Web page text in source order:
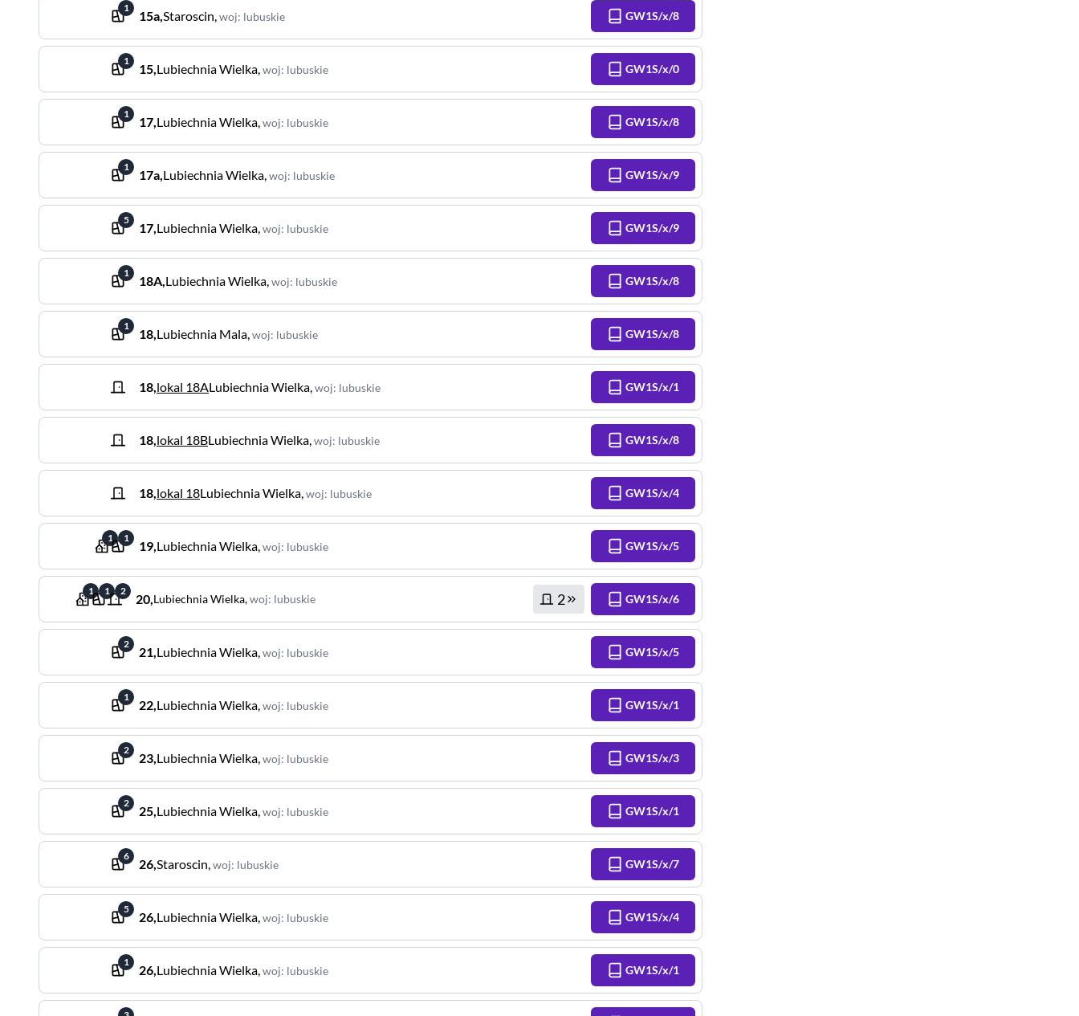
1
15a,Staroscin,woj: lubuskie GW1S/x/8
1
15,Lubiechnia Wielka,woj: lubuskie GW1S/x/0
1
17,Lubiechnia Wielka,woj: lubuskie GW1S/x/8
1
17a,Lubiechnia Wielka,woj: lubuskie GW1S/x/9
5
17,Lubiechnia Wielka,woj: lubuskie GW1S/x/9
1
18A,Lubiechnia Wielka,woj: lubuskie GW1S/x/8
1
18,Lubiechnia Mala,woj: lubuskie GW1S/x/8
18,lokal 18ALubiechnia Wielka,woj: lubuskie GW1S/x/1
18,lokal 18BLubiechnia Wielka,woj: lubuskie GW1S/x/8
18,lokal 18Lubiechnia Wielka,woj: lubuskie GW1S/x/4
1 1
19,Lubiechnia Wielka,woj: lubuskie GW1S/x/5
1 1 2
20,Lubiechnia Wielka,woj: lubuskie 2 GW1S/x/6
2
21,Lubiechnia Wielka,woj: lubuskie GW1S/x/5
1
22,Lubiechnia Wielka,woj: lubuskie GW1S/x/1
2
23,Lubiechnia Wielka,woj: lubuskie GW1S/x/3
2
25,Lubiechnia Wielka,woj: lubuskie GW1S/x/1
6
26,Staroscin,woj: lubuskie GW1S/x/7
5
26,Lubiechnia Wielka,woj: lubuskie GW1S/x/4
1
26,Lubiechnia Wielka,woj: lubuskie GW1S/x/1